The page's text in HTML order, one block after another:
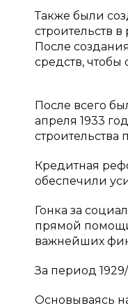
Также были
строительств
После
средств,
После всего
апреля 1933
Кредитная
обеспечили
Гонка за
прямой
важнейших
За период
Основываясь